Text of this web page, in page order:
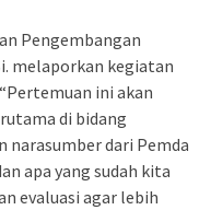
Pengembangan
melaporkan kegiatan
ini akan
di bidang
narasumber dari Pemda
apa yang sudah kita
evaluasi agar lebih